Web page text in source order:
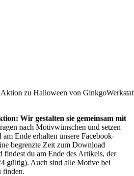
zu Halloween von
Wir gestalten sie gemeinsam mit
nach Motivwünschen und setzen
Ende erhalten unsere Facebook-
begrenzte Zeit zum Download
findest du am Ende des Artikels, der
gültig). Auch sind alle Motive bei
finden.